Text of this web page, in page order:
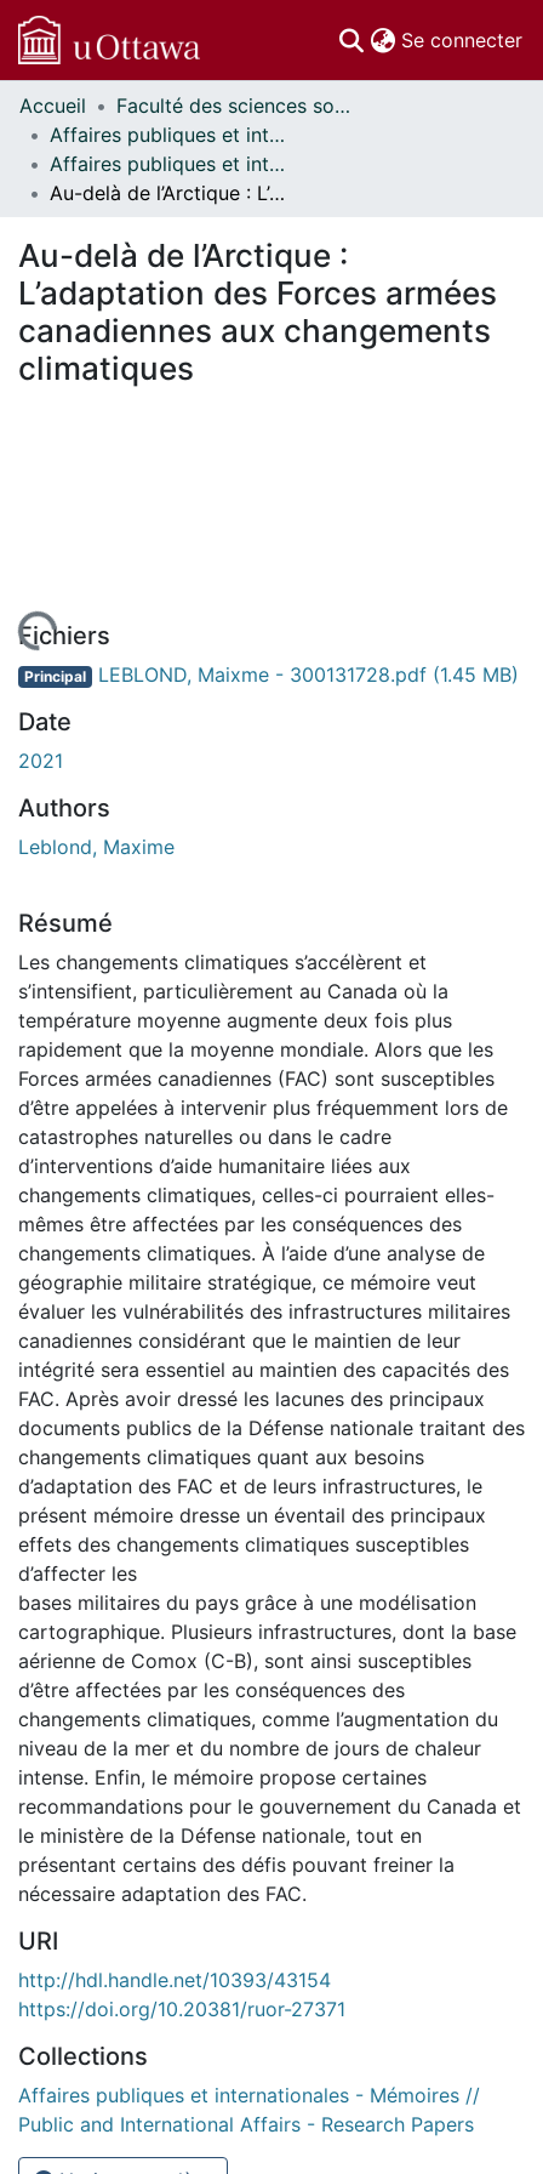
Se connecter
Communautés
et collections
Parcourir
Statistiques
À propos
Accueil
Faculté des sciences sociales // Faculty of Social Sciences
Affaires publiques et internationales // Public and International Affairs
Affaires publiques et internationales - Mémoires // Public and International Affairs - Research Papers
Au-delà de l’Arctique : L’adaptation des Forces armées canadiennes aux changements climatiques
Au-delà de l’Arctique :
L’adaptation des Forces armées
canadiennes aux changements
climatiques
Fichiers
Principal LEBLOND, Maixme - 300131728.pdf (1.45 MB)
Date
2021
Authors
Leblond, Maxime
Résumé
Les changements climatiques s’accélèrent et
s’intensifient, particulièrement au Canada où la
température moyenne augmente deux fois plus
rapidement que la moyenne mondiale. Alors que les
Forces armées canadiennes (FAC) sont susceptibles
d’être appelées à intervenir plus fréquemment lors de
catastrophes naturelles ou dans le cadre
d’interventions d’aide humanitaire liées aux
changements climatiques, celles-ci pourraient elles-
mêmes être affectées par les conséquences des
changements climatiques. À l’aide d’une analyse de
géographie militaire stratégique, ce mémoire veut
évaluer les vulnérabilités des infrastructures militaires
canadiennes considérant que le maintien de leur
intégrité sera essentiel au maintien des capacités des
FAC. Après avoir dressé les lacunes des principaux
documents publics de la Défense nationale traitant des
changements climatiques quant aux besoins
d’adaptation des FAC et de leurs infrastructures, le
présent mémoire dresse un éventail des principaux
effets des changements climatiques susceptibles
d’affecter les
bases militaires du pays grâce à une modélisation
cartographique. Plusieurs infrastructures, dont la base
aérienne de Comox (C-B), sont ainsi susceptibles
d’être affectées par les conséquences des
changements climatiques, comme l’augmentation du
niveau de la mer et du nombre de jours de chaleur
intense. Enfin, le mémoire propose certaines
recommandations pour le gouvernement du Canada et
le ministère de la Défense nationale, tout en
présentant certains des défis pouvant freiner la
nécessaire adaptation des FAC.
URI
http://hdl.handle.net/10393/43154
https://doi.org/10.20381/ruor-27371
Collections
Affaires publiques et internationales - Mémoires //
Public and International Affairs - Research Papers